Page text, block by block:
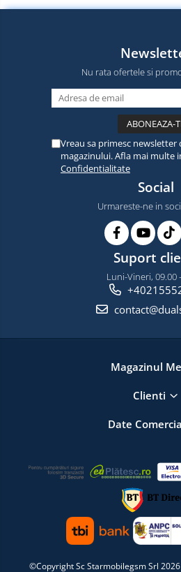
Nu rata ofertele si
Vreau sa primesc
magazinului. Afla mai multe
Confidentialitate
Social
Urmareste-ne in
Suport
Luni-Vineri, 09.00
Magazinul
Clienti
Date
©Copyright Sc Starmobilegsm Srl 2026